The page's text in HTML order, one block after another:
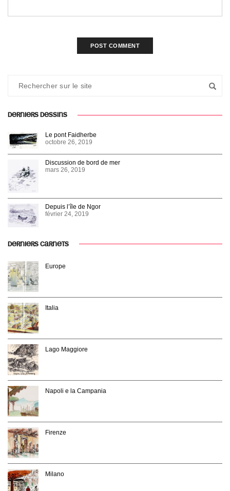
DERNIERS DESSINS
Le pont Faidherbe
octobre 26, 2019
Discussion de bord de mer
mars 26, 2019
Depuis l’île de Ngor
février 24, 2019
DERNIERS CARNETS
Europe
Italia
Lago Maggiore
Napoli e la Campania
Firenze
Milano